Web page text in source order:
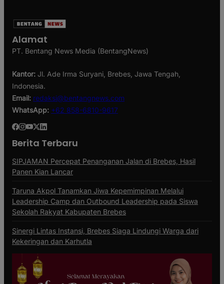
Alamat
PT. Bentang News Media (BentangNews)
Kantor: Jl. Ade Irma Suryani, Brebes, Jawa Tengah,
Indonesia.
Email: redaksi@bentangnews.com
WhatsApp: +62 858-6810-9617
Berita Terbaru
SIPJAMAN Percepat Penanganan Jalan di Brebes, Hasil
Panen Kian Lancar
Taruna Akpol Tanamkan Jiwa Kepemimpinan Melalui
Leadership Camp dan Outbound Leadership pada Siswa
Sekolah Rakyat Kabupaten Brebes
Sinergi Lintas Instansi, Brebes Siaga Lindungi Warga dari
Kekeringan dan Karhutla